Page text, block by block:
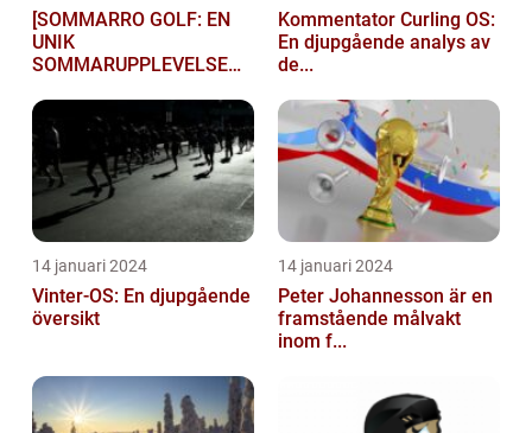
[SOMMARRO GOLF: EN
UNIK
SOMMARUPPLEVELSE
Kommentator Curling OS:
En djupgående analys av
de...
14 januari 2024
Vinter-OS: En djupgående
översikt
14 januari 2024
Peter Johannesson är en
framstående målvakt
inom f...